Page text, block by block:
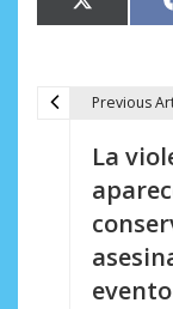
Compartir
en
X
(Twitter)
Previous
La